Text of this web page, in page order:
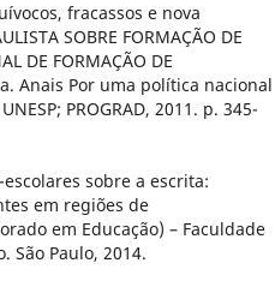
fracassos e nova
SOBRE FORMAÇÃO DE
DE FORMAÇÃO DE
Anais Por uma política nacional
PROGRAD, 2011. p. 345-
escolares sobre a escrita:
em regiões de
em Educação) – Faculdade
São Paulo, 2014.